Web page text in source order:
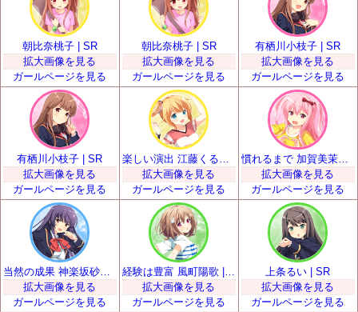
朝比奈桃子 | SR
拡大画像を見る
ガールページを見る
朝比奈桃子 | SR
拡大画像を見る
ガールページを見る
有栖川小枝子 | SR
拡大画像を見る
ガールページを見る
有栖川小枝子 | SR
拡大画像を見る
ガールページを見る
拡大画像を見る
ガールページを見る
慣れるまで 加賀美茉莉 | SR
拡大画像を見る
ガールページを見る
拡大画像を見る
ガールページを見る
経験は豊富 風町陽歌 | SR
拡大画像を見る
ガールページを見る
上条るい | SR
拡大画像を見る
ガールページを見る